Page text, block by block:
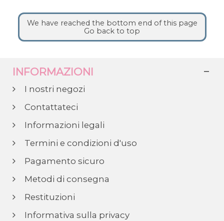
We have reached the bottom end of this page
Go back to top
INFORMAZIONI
I nostri negozi
Contattateci
Informazioni legali
Termini e condizioni d'uso
Pagamento sicuro
Metodi di consegna
Restituzioni
Informativa sulla privacy